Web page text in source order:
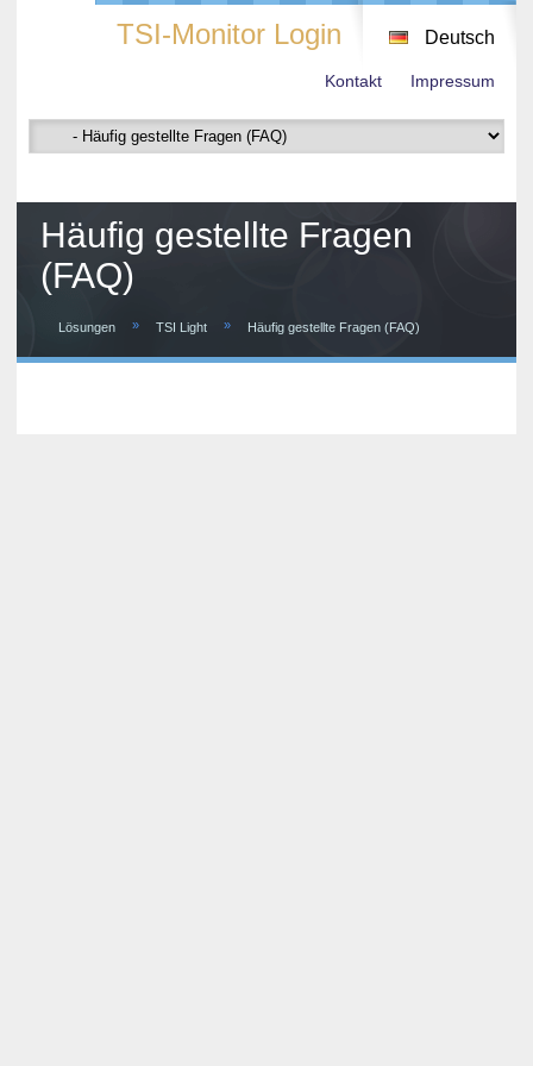
TSI-Monitor Login Deutsch
Kontakt Impressum
Häufig gestellte Fragen
(FAQ)
Lösungen » TSI Light » Häufig gestellte Fragen (FAQ)